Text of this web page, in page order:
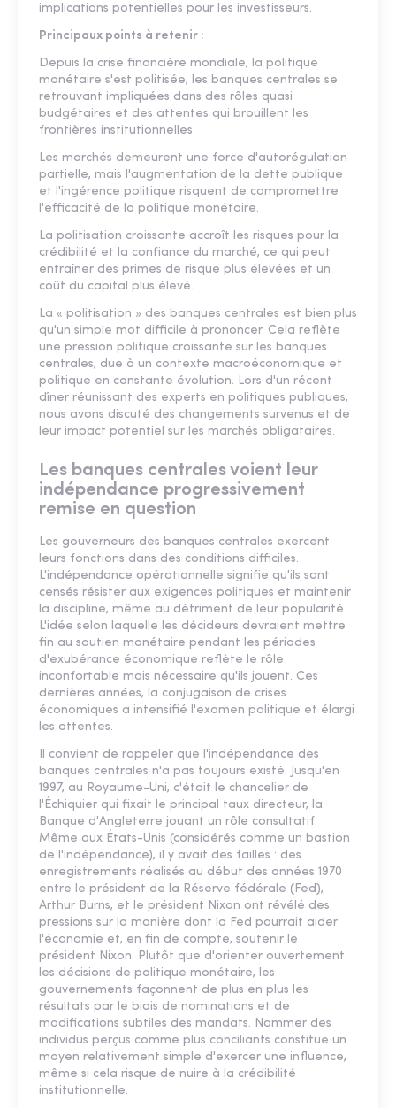
implications potentielles pour les investisseurs.
Principaux points à retenir :
Depuis la crise financière mondiale, la politique
monétaire s'est politisée, les banques centrales se
retrouvant impliquées dans des rôles quasi
budgétaires et des attentes qui brouillent les
frontières institutionnelles.
Les marchés demeurent une force d'autorégulation
partielle, mais l'augmentation de la dette publique
et l'ingérence politique risquent de compromettre
l'efficacité de la politique monétaire.
La politisation croissante accroît les risques pour la
crédibilité et la confiance du marché, ce qui peut
entraîner des primes de risque plus élevées et un
coût du capital plus élevé.
La « politisation » des banques centrales est bien plus
qu'un simple mot difficile à prononcer. Cela reflète
une pression politique croissante sur les banques
centrales, due à un contexte macroéconomique et
politique en constante évolution. Lors d'un récent
dîner réunissant des experts en politiques publiques,
nous avons discuté des changements survenus et de
leur impact potentiel sur les marchés obligataires.
Les banques centrales voient leur
indépendance progressivement
remise en question
Les gouverneurs des banques centrales exercent
leurs fonctions dans des conditions difficiles.
L'indépendance opérationnelle signifie qu'ils sont
censés résister aux exigences politiques et maintenir
la discipline, même au détriment de leur popularité.
L'idée selon laquelle les décideurs devraient mettre
fin au soutien monétaire pendant les périodes
d'exubérance économique reflète le rôle
inconfortable mais nécessaire qu'ils jouent. Ces
dernières années, la conjugaison de crises
économiques a intensifié l'examen politique et élargi
les attentes.
Il convient de rappeler que l'indépendance des
banques centrales n'a pas toujours existé. Jusqu'en
1997, au Royaume-Uni, c'était le chancelier de
l'Échiquier qui fixait le principal taux directeur, la
Banque d'Angleterre jouant un rôle consultatif.
Même aux États-Unis (considérés comme un bastion
de l'indépendance), il y avait des failles : des
enregistrements réalisés au début des années 1970
entre le président de la Réserve fédérale (Fed),
Arthur Burns, et le président Nixon ont révélé des
pressions sur la manière dont la Fed pourrait aider
l'économie et, en fin de compte, soutenir le
président Nixon. Plutôt que d'orienter ouvertement
les décisions de politique monétaire, les
gouvernements façonnent de plus en plus les
résultats par le biais de nominations et de
modifications subtiles des mandats. Nommer des
individus perçus comme plus conciliants constitue un
moyen relativement simple d'exercer une influence,
même si cela risque de nuire à la crédibilité
institutionnelle.